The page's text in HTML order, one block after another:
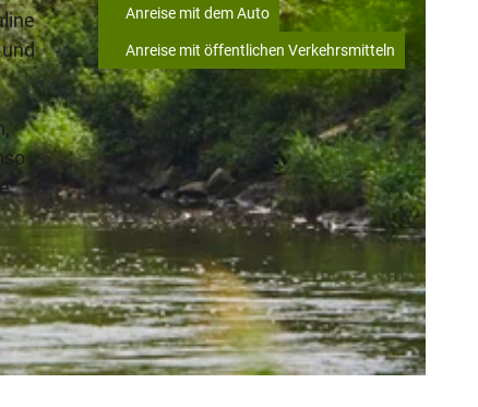
Anreise mit dem Auto
Anreise mit öffentlichen Verkehrsmitteln